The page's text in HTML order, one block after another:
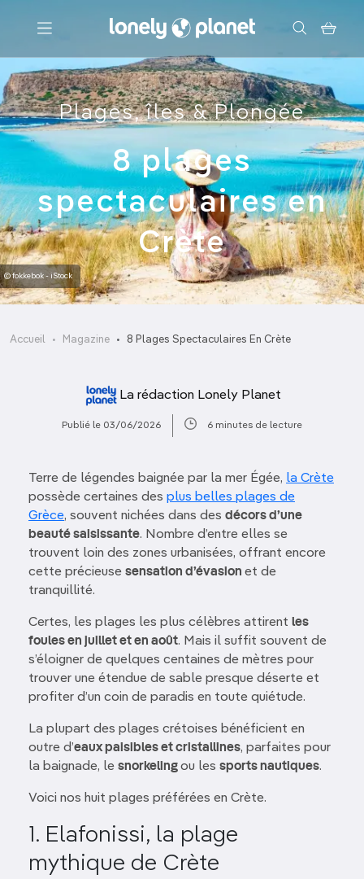
Menu
Votre recherche
Plages, îles & Plongée
8 plages
spectaculaires en
Crète
© fokkebok - iStock
Accueil Magazine 8 Plages Spectaculaires En Crète
La rédaction Lonely Planet
Publié le 03/06/2026 6 minutes de lecture
Terre de légendes baignée par la mer Égée, la Crète
possède certaines des plus belles plages de
Grèce, souvent nichées dans des décors d’une
beauté saisissante. Nombre d’entre elles se
trouvent loin des zones urbanisées, offrant encore
cette précieuse sensation d’évasion et de
tranquillité.
Certes, les plages les plus célèbres attirent les
foules en juillet et en août. Mais il suffit souvent de
s’éloigner de quelques centaines de mètres pour
trouver une étendue de sable presque déserte et
profiter d’un coin de paradis en toute quiétude.
La plupart des plages crétoises bénéficient en
outre d’eaux paisibles et cristallines, parfaites pour
la baignade, le snorkelingou les sports nautiques.
Voici nos huit plages préférées en Crète.
1. Elafonissi, la plage
mythique de Crète